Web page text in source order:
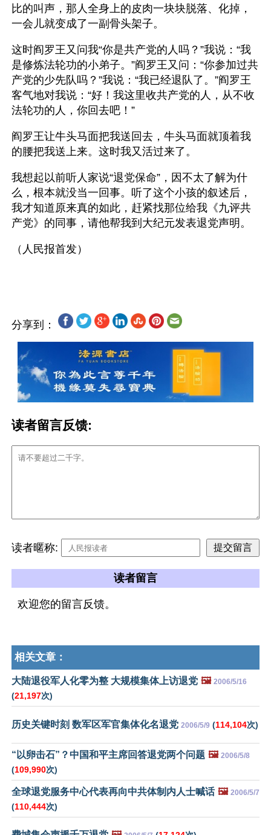
比的叫声，那人全身上的皮肉一块块脱落、化掉，
一会儿就变成了一副骨头架子。
这时阎罗王又问我“你是共产党的人吗？”我说：“我
是修炼法轮功的小弟子。”阎罗王又问：“你参加过共
产党的少先队吗？”我说：“我已经退队了。”阎罗王
客气地对我说：“好！我这里收共产党的人，从不收
法轮功的人，你回去吧！”
阎罗王让牛头马面把我送回去，牛头马面就顶着我
的腰把我送上来。这时我又活过来了。
我想起以前听人家说“退党保命”，因不太了解为什
么，根本就没当一回事。听了这个小孩的叙述后，
我才知道原来真的如此，赶紧找那位给我《九评共
产党》的同事，请他帮我到大纪元发表退党声明。
（人民报首发）
分享到：
读者留言反馈:
读者暱称:
读者留言
欢迎您的留言反馈。
相关文章：
大陆退役军人化零为整 大规模集体上访退党 🖼️ 2006/5/16
(21,197次)
历史关键时刻 数军区军官集体化名退党 2006/5/9 (114,104次)
“以卵击石”？中国和平主席回答退党两个问题 🖼️ 2006/5/8
(109,990次)
全球退党服务中心代表再向中共体制内人士喊话 🖼️ 2006/5/7
(110,444次)